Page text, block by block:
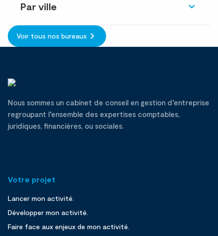
Par ville
Voir tous nos bureaux
Nous sommes un cabinet de conseil en gestion d’entreprise
regroupant l’ensemble des expertises comptables,
juridiques, financières, ou sociales.
Votre projet
Lancer mon activité.
Développer mon activité.
Faire face aux enjeux de mon activité.